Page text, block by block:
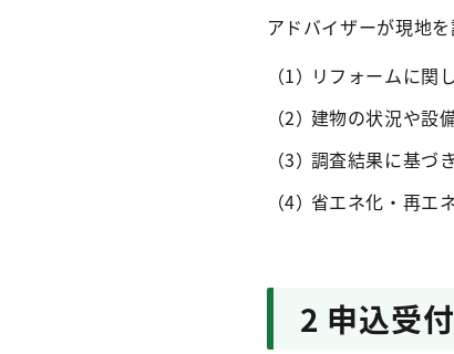
アドバイザーが現地
リフォームに関
建物の状況や設
調査結果に基づ
省エネ化・再エ
2 申込受